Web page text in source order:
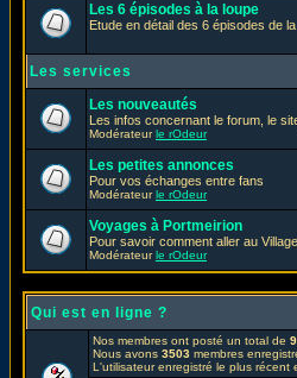
Les 6 épisodes à la loupe
Etude en détail des 6 épisodes de
Les services
Les nouveautés
Les infos concernant le forum, le
Modérateurle rOdeur
Les petites annonces
Pour vos échanges entre fans
Modérateurle rOdeur
Voyages à Portmeirion
Pour savoir comment aller au
Modérateurle rOdeur
Qui est en ligne ?
Nos membres ont posté un total de
Nous avons 3503 membres
L'utilisateur enregistré le plus récent